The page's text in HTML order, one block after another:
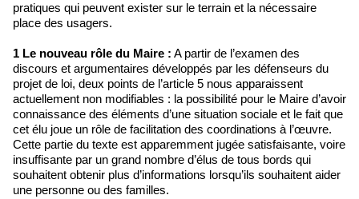
pratiques qui peuvent exister sur le terrain et la nécessaire
place des usagers.
1 Le nouveau rôle du Maire : A partir de l’examen des
discours et argumentaires développés par les défenseurs du
projet de loi, deux points de l’article 5 nous apparaissent
actuellement non modifiables : la possibilité pour le Maire d’avoir
connaissance des éléments d’une situation sociale et le fait que
cet élu joue un rôle de facilitation des coordinations à l’œuvre.
Cette partie du texte est apparemment jugée satisfaisante, voire
insuffisante par un grand nombre d’élus de tous bords qui
souhaitent obtenir plus d’informations lorsqu’ils souhaitent aider
une personne ou des familles.